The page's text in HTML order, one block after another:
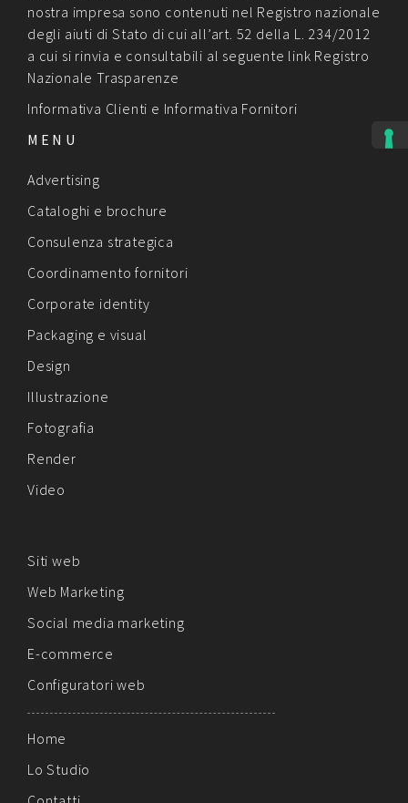
nostra impresa sono contenuti nel Registro nazionale
degli aiuti di Stato di cui all’art. 52 della L. 234/2012
a cui si rinvia e consultabili al seguente link Registro
Nazionale Trasparenze
Informativa Clienti e Informativa Fornitori
MENU
Advertising
Cataloghi e brochure
Consulenza strategica
Coordinamento fornitori
Corporate identity
Packaging e visual
Design
Illustrazione
Fotografia
Render
Video
Siti web
Web Marketing
Social media marketing
E-commerce
Configuratori web
Home
Lo Studio